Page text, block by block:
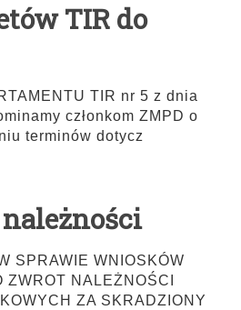
TIR do
TIR nr 5 z dnia
członkom ZMPD o
terminów dotycz
SPRAWIE WNIOSKÓW
ZWROT NALEŻNOŚCI
ZA SKRADZIONY